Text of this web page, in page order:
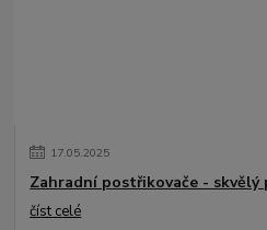
17.05.2025
Zahradní postřikovače - skvělý
číst celé